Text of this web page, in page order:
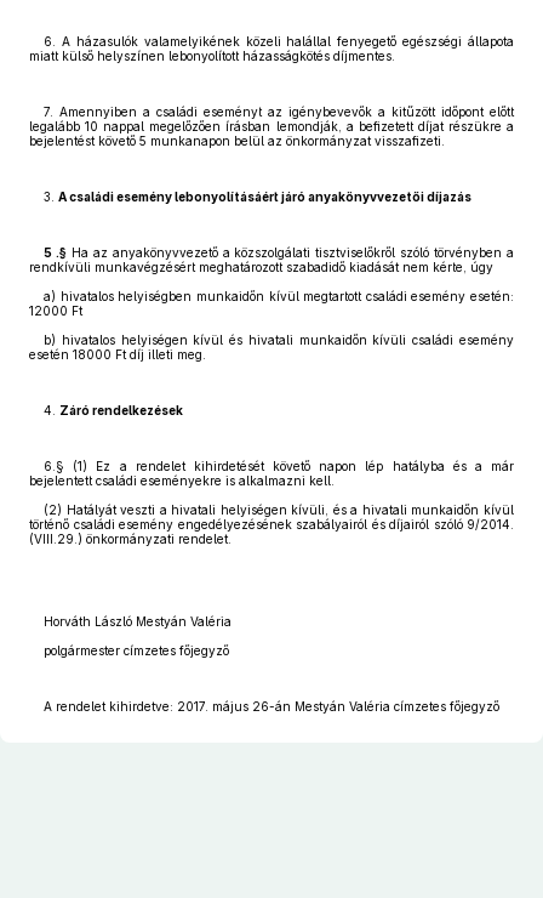
6. A házasulók valamelyikének közeli halállal fenyegető egészségi állapota
miatt külső helyszínen lebonyolított házasságkötés díjmentes.
7. Amennyiben a családi eseményt az igénybevevők a kitűzött időpont előtt
legalább 10 nappal megelőzően írásban lemondják, a befizetett díjat részükre a
bejelentést követő 5 munkanapon belül az önkormányzat visszafizeti.
3. A családi esemény lebonyolításáért járó anyakönyvvezetői díjazás
5 .§Ha az anyakönyvvezető a közszolgálati tisztviselőkről szóló törvényben a
rendkívüli munkavégzésért meghatározott szabadidő kiadását nem kérte, úgy
a) hivatalos helyiségben munkaidőn kívül megtartott családi esemény esetén:
12000 Ft
b) hivatalos helyiségen kívül és hivatali munkaidőn kívüli családi esemény
esetén 18000 Ft díj illeti meg.
4. Záró rendelkezések
6.§ (1) Ez a rendelet kihirdetését követő napon lép hatályba és a már
bejelentett családi eseményekre is alkalmazni kell.
(2) Hatályát veszti a hivatali helyiségen kívüli, és a hivatali munkaidőn kívül
történő családi esemény engedélyezésének szabályairól és díjairól szóló 9/2014.
(VIII.29.) önkormányzati rendelet.
Horváth László Mestyán Valéria
polgármester címzetes főjegyző
A rendelet kihirdetve: 2017. május 26-án Mestyán Valéria címzetes főjegyző